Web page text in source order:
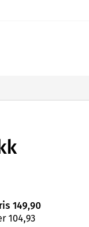
149,90
104,93